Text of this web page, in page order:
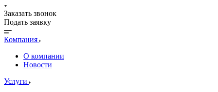
Заказать звонок
Подать заявку
Компания
О компании
Новости
Услуги